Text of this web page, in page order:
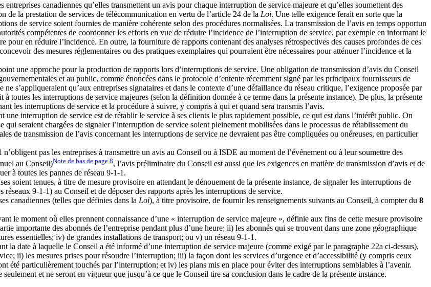
canadiennes qu’elles transmettent un avis pour chaque interruption de service majeure et qu’elles soumettent des
de la prestation de services de télécommunication en vertu de l’article 24 de la Loi. Une telle exigence ferait en sorte que la
de service soient fournies de manière cohérente selon des procédures normalisées. La transmission de l’avis en temps opportun
compétentes de coordonner les efforts en vue de réduire l’incidence de l’interruption de service, par exemple en informant le
en réduire l’incidence. En outre, la fourniture de rapports contenant des analyses rétrospectives des causes profondes de ces
des mesures réglementaires ou des pratiques exemplaires qui pourraient être nécessaires pour atténuer l’incidence et la
une approche pour la production de rapports lors d’interruptions de service. Une obligation de transmission d’avis du Conseil
et au public, comme énoncées dans le protocole d’entente récemment signé par les principaux fournisseurs de
s’appliqueraient qu’aux entreprises signataires et dans le contexte d’une défaillance du réseau critique, l’exigence proposée par
à toutes les interruptions de service majeures (selon la définition donnée à ce terme dans la présente instance). De plus, la présente
les interruptions de service et la procédure à suivre, y compris à qui et quand sera transmis l’avis.
interruption de service est de rétablir le service à ses clients le plus rapidement possible, ce qui est dans l’intérêt public. On
qui seraient chargées de signaler l’interruption de service soient pleinement mobilisées dans le processus de rétablissement du
de transmission de l’avis concernant les interruptions de service ne devraient pas être compliquées ou onéreuses, en particulier
pas les entreprises à transmettre un avis au Conseil ou à ISDE au moment de l’événement ou à leur soumettre des
au Conseil)Note de bas de page 8, l’avis préliminaire du Conseil est aussi que les exigences en matière de transmission d’avis et de
à toutes les pannes de réseau 9-1-1.
soient tenues, à titre de mesure provisoire en attendant le dénouement de la présente instance, de signaler les interruptions de
9-1-1) au Conseil et de déposer des rapports après les interruptions de service.
canadiennes (telles que définies dans la Loi), à titre provisoire, de fournir les renseignements suivants au Conseil, à compter du 8
le moment où elles prennent connaissance d’une « interruption de service majeure », définie aux fins de cette mesure provisoire
importante des abonnés de l’entreprise pendant plus d’une heure; ii) les abonnés qui se trouvent dans une zone géographique
essentielles; iv) de grandes installations de transport; ou v) un réseau 9-1-1.
la date à laquelle le Conseil a été informé d’une interruption de service majeure (comme exigé par le paragraphe 22a ci-dessus),
ii) les mesures prises pour résoudre l’interruption; iii) la façon dont les services d’urgence et d’accessibilité (y compris ceux
été particulièrement touchés par l’interruption; et iv) les plans mis en place pour éviter des interruptions semblables à l’avenir.
et ne seront en vigueur que jusqu’à ce que le Conseil tire sa conclusion dans le cadre de la présente instance.